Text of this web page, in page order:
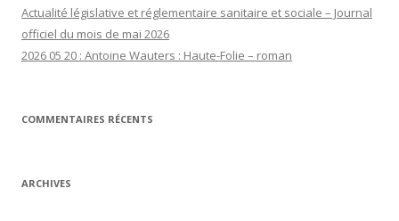
Actualité législative et réglementaire sanitaire et sociale – Journal
officiel du mois de mai 2026
2026 05 20 : Antoine Wauters : Haute-Folie – roman
COMMENTAIRES RÉCENTS
ARCHIVES